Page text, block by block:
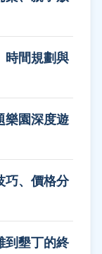
時間規劃與
樂園深度遊
巧、價格分
到墾丁的終